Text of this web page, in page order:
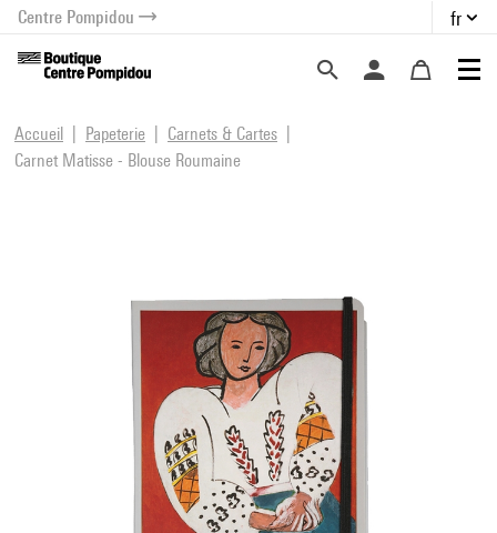
menu
contenu
Centre Pompidou fr
Accueil Papeterie
Carnets & Cartes
Carnet Matisse - Blouse Roumaine